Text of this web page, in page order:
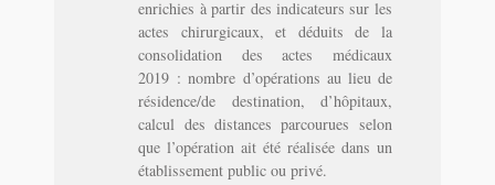
enrichies à partir des indicateurs sur les
actes chirurgicaux, et déduits de la
consolidation des actes médicaux
2019 : nombre d’opérations au lieu de
résidence/de destination, d’hôpitaux,
calcul des distances parcourues selon
que l’opération ait été réalisée dans un
établissement public ou privé.